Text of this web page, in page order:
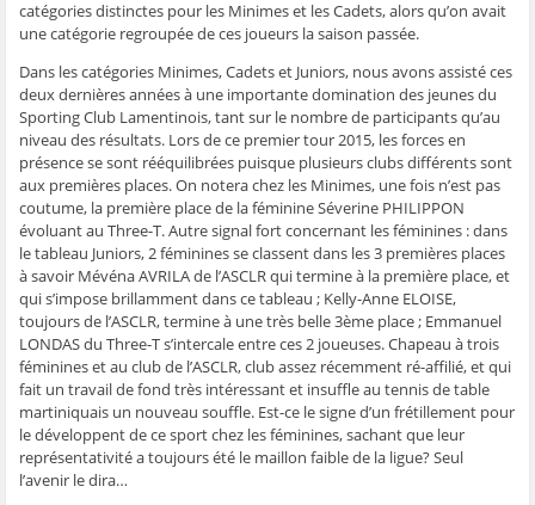
t
r
e
r
e
)
t
r
e
) e
n
ê
r
e
)
catégories distinctes pour les Minimes et les Cadets, alors qu’on avait
une catégorie regroupée de ces joueurs la saison passée.
Dans les catégories Minimes, Cadets et Juniors, nous avons assisté ces
deux dernières années à une importante domination des jeunes du
Sporting Club Lamentinois, tant sur le nombre de participants qu’au
niveau des résultats. Lors de ce premier tour 2015, les forces en
présence se sont rééquilibrées puisque plusieurs clubs différents sont
aux premières places. On notera chez les Minimes, une fois n’est pas
coutume, la première place de la féminine Séverine PHILIPPON
évoluant au Three-T. Autre signal fort concernant les féminines : dans
le tableau Juniors, 2 féminines se classent dans les 3 premières places
à savoir Mévéna AVRILA de l’ASCLR qui termine à la première place, et
qui s’impose brillamment dans ce tableau ; Kelly-Anne ELOISE,
toujours de l’ASCLR, termine à une très belle 3ème place ; Emmanuel
LONDAS du Three-T s’intercale entre ces 2 joueuses. Chapeau à trois
féminines et au club de l’ASCLR, club assez récemment ré-affilié, et qui
fait un travail de fond très intéressant et insuffle au tennis de table
martiniquais un nouveau souffle. Est-ce le signe d’un frétillement pour
le développent de ce sport chez les féminines, sachant que leur
représentativité a toujours été le maillon faible de la ligue? Seul
l’avenir le dira…